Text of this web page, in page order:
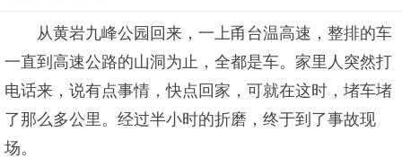
从黄岩九峰公园回来，一上甬台温高速，整排的车
一直到高速公路的山洞为止，全都是车。家里人突然打
电话来，说有点事情，快点回家，可就在这时，堵车堵
了那么多公里。经过半小时的折磨，终于到了事故现
场。